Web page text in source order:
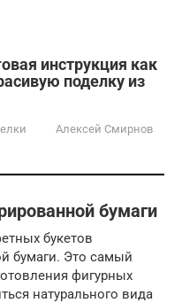
инструкция как
поделку из
Алексей Смирнов
бумаги
букетов
бумаги. Это самый
фигурных
натурального вида